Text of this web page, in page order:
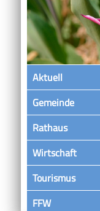
Aktuell
Gemeinde
Rathaus
Wirtschaft
Tourismus
FFW